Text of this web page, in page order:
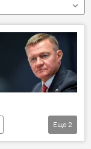
Еще 2